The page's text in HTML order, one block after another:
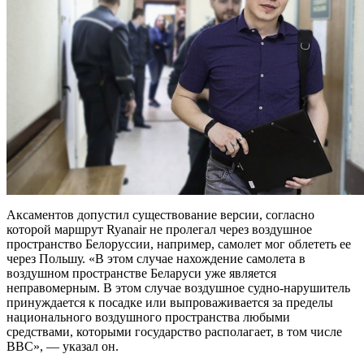
Аксаментов допустил существование версии, согласно
которой маршрут Ryanair не пролегал через воздушное
пространство Белоруссии, например, самолет мог облететь ее
через Польшу. «В этом случае нахождение самолета в
воздушном пространстве Беларуси уже является
неправомерным. В этом случае воздушное судно-нарушитель
принуждается к посадке или выпроваживается за пределы
национального воздушного пространства любыми
средствами, которыми государство располагает, в том числе
ВВС», — указал он.